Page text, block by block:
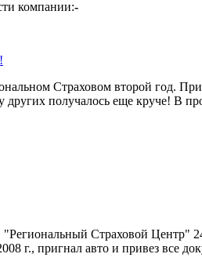
компании:-
Страховом второй год.
других получалось еще круче! В
Страховой Центр"
г., пригнал авто и привез все